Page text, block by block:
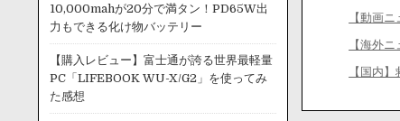
【動画
【海外
【国内
10,000mahが20分で満タン！PD65W出
力もできる化け物バッテリー
【購入レビュー】富士通が誇る世界最軽量
PC「LIFEBOOK WU-X/G2」を使ってみ
た感想